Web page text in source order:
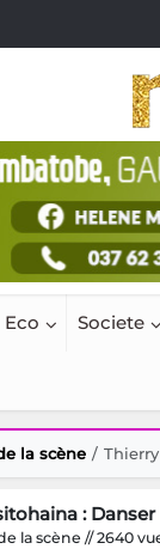
Eco Societe
la scène
: Danser
la scène // 2640